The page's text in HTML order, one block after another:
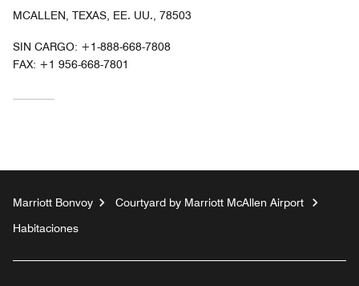
MCALLEN, TEXAS, EE. UU., 78503
SIN CARGO: +1-888-668-7808
FAX: +1 956-668-7801
Marriott Bonvoy
Courtyard by Marriott McAllen Airport
Habitaciones